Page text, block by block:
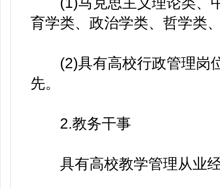
育学类、政治学类、哲学类
(2)具有高校行政管理岗
先。
2.教务干事
具有高校教学管理从业